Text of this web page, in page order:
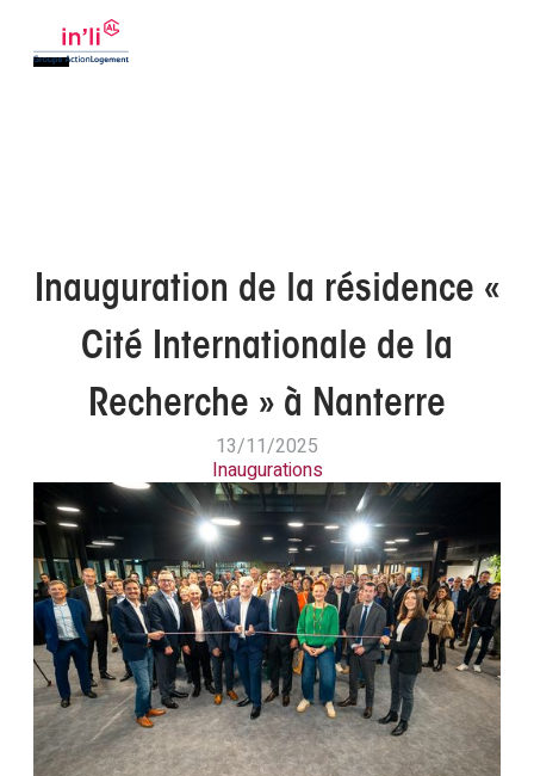
Inauguration de la résidence «
Cité Internationale de la
Recherche » à Nanterre
13/11/2025
Inaugurations